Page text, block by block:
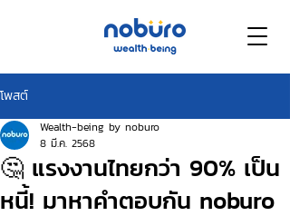
โพสต์
🤔 แรงงานไทยกว่า 90% เป็น
หนี้! มาหาคำตอบกัน noburo
Wealth-being by noburo
8 มี.ค. 2568